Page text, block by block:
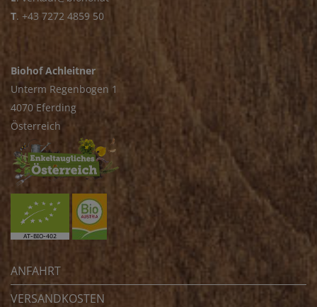
T. +43 7272 4859 50
Biohof Achleitner
Unterm Regenbogen 1
4070 Eferding
Österreich
ANFAHRT
VERSANDKOSTEN